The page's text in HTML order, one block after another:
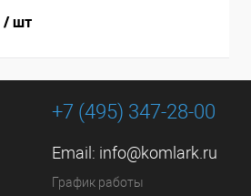
/ шт
+7 (495) 347-28-00
Email: info@komlark.ru
График работы